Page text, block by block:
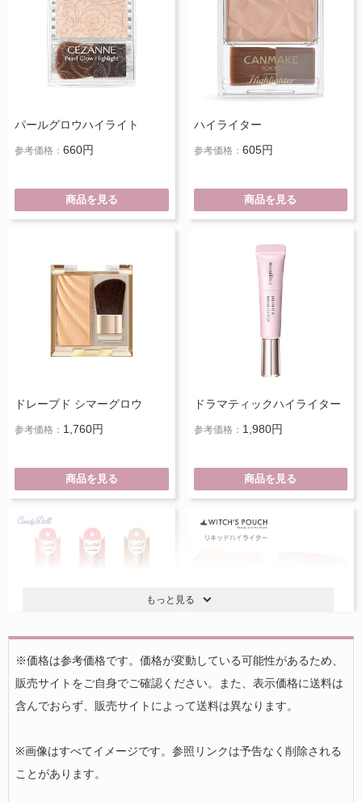
パールグロウハイライト
参考価格： 660円
商品を見る
ハイライター
参考価格： 605円
商品を見る
ドレープド シマーグロウ
参考価格： 1,760円
商品を見る
ドラマティックハイライター
参考価格： 1,980円
商品を見る
グロッシーリキッド
参考価格：1,430円
商品を見る
リキッドハイライター
参考価格：1,078円
商品を見る
もっと見る
※価格は参考価格です。価格が変動している可能性があるため、
販売サイトをご自身でご確認ください。また、表示価格に送料は
含んでおらず、販売サイトによって送料は異なります。
※画像はすべてイメージです。参照リンクは予告なく削除される
ことがあります。